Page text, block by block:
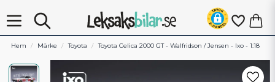
Hem Märke Toyota Toyota Celica 2000 GT - Walfridson / Jensen - Ixo - 1:18